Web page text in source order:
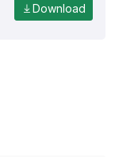
Download